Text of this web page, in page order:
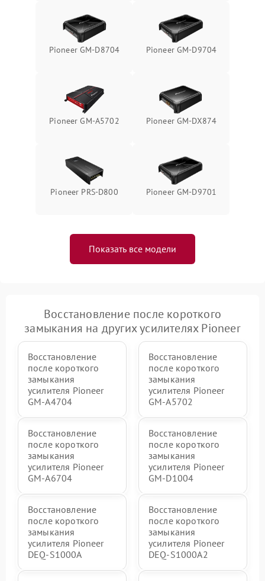
Pioneer GM-D8704 Pioneer GM-D9704
Pioneer GM-A5702 Pioneer GM-DX874
Pioneer PRS-D800 Pioneer GM-D9701
Показать все модели
Восстановление после короткого
замыкания на других усилителях Pioneer
Восстановление
после короткого
замыкания
усилителя Pioneer
GM-A4704
Восстановление
после короткого
замыкания
усилителя Pioneer
GM-A5702
Восстановление
после короткого
замыкания
усилителя Pioneer
GM-A6704
Восстановление
после короткого
замыкания
усилителя Pioneer
GM-D1004
Восстановление
после короткого
замыкания
усилителя Pioneer
DEQ-S1000A
Восстановление
после короткого
замыкания
усилителя Pioneer
DEQ-S1000A2